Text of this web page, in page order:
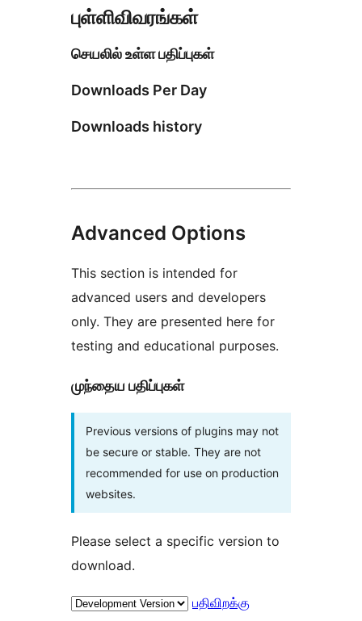
புள்ளிவிவரங்கள்
செயலில் உள்ள பதிப்புகள்
Downloads Per Day
Downloads history
Advanced Options
This section is intended for
advanced users and developers
only. They are presented here for
testing and educational purposes.
முந்தைய பதிப்புகள்
Previous versions of plugins may not
be secure or stable. They are not
recommended for use on production
websites.
Please select a specific version to
download.
பதிவிறக்கு